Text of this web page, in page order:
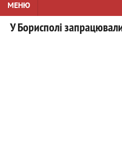
МЕНЮ
У Борисполі